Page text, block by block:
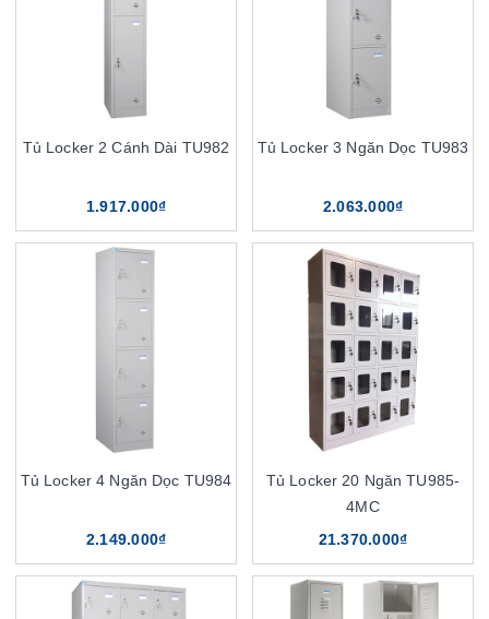
Tủ Locker 2 Cánh Dài TU982
1.917.000₫
Tủ Locker 3 Ngăn Dọc TU983
2.063.000₫
Tủ Locker 4 Ngăn Dọc TU984
2.149.000₫
Tủ Locker 20 Ngăn TU985-
4MC
21.370.000₫